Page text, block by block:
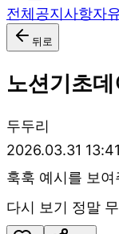
전체공지사항자
뒤로
노션기초
두두리
2026.03.31 13:41
훅훅 예시를 보
다시 보기 정말